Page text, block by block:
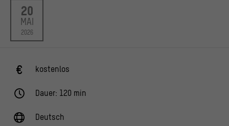
20
MAI
2026
kostenlos
Dauer: 120 min
Deutsch